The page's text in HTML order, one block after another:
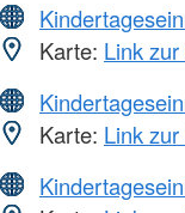
Karte: Link
Karte: Link